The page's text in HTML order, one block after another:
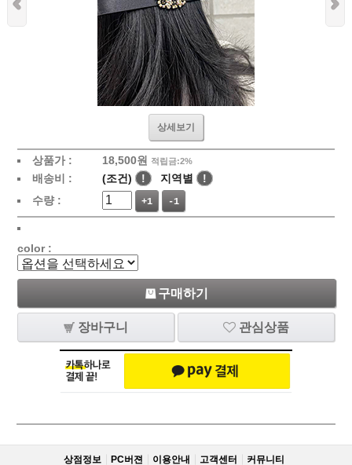
상세보기
상품가 : 18,500원 적립금:2%
배송비 : (조건) ! 지역별
!
수량 :
+1 -1
color :
구매하기
장바구니 관심상품
상점정보 PC버젼 이용안내 고객센터 커뮤니티